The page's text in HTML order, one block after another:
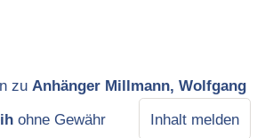
zuAnhänger Millmann, Wolfgang
ohne Gewähr Inhalt melden